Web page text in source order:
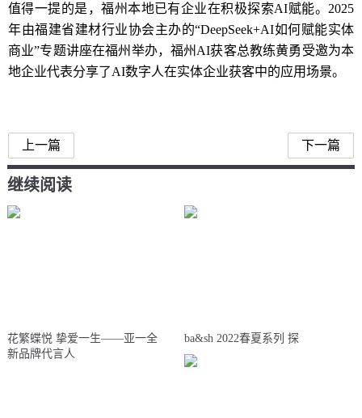
值得一提的是，福州本地已有企业在积极探索AI赋能。2025
年由福建省建材行业协会主办的“DeepSeek+AI如何赋能实体
商业”专题讲座在福州举办，福州AI获客总教练黄勇受邀为本
地企业代表分享了AI数字人在实体企业获客中的应用场景。
上一篇 下一篇
继续阅读
花繁蝶悦 挚爱一生——亚一全
新品牌代言人
ba&sh 2022春夏系列 探